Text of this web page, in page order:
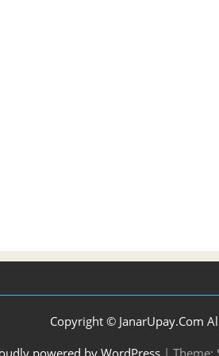
Copyright © JanarUpay.Com
powered by WordPress | Theme: